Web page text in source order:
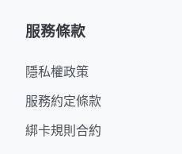
服務條款
隱私權政策
服務約定條款
綁卡規則合約